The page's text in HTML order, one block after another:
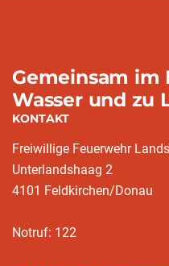
Gemeinsam im
Wasser und zu
KONTAKT
Freiwillige Feuerwehr
Unterlandshaag 2
4101 Feldkirchen/Donau
Notruf: 122